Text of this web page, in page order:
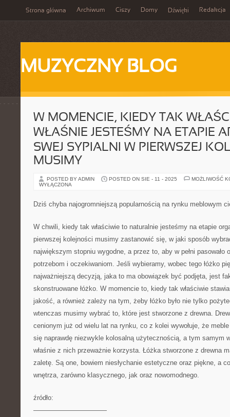
Strona główna Archiwum Ciszy Domy Dźwięki Redakcja
MUZYCZNY BLOG
W MOMENCIE, KIEDY TAK
WŁAŚNIE JESTEŚMY NA ETAPIE
SWEJ SYPIALNI W PIERWSZEJ
MUSIMY
POSTED BY ADMIN POSTED ON SIE - 11 - 2025
MOŻLIWOŚĆ
WYŁĄCZONA
Dziś chyba najogromniejszą popularnością na rynku meblowym
W chwili, kiedy tak właściwie to naturalnie jesteśmy na etapie
pierwszej kolejności musimy zastanowić się, w jaki sposób
największym stopniu wygodne, a przez to, aby w pełni pasowało
potrzebom i oczekiwaniom. Jeśli wybieramy, wobec tego łóżko
najważniejszą decyzją, jaka to ma obowiązek być podjęta, jest
skonstruowane łóżko. W momencie to, kiedy tak właściwie
jakość, a również zależy na tym, żeby łóżko było nie tylko
wtenczas musimy wybrać to, które jest stworzone z drewna.
cenionym już od wielu lat na rynku, co z kolei wywołuje, że
się naprawdę niezwykle kolosalną użytecznością, a tym samym
właśnie z nich przeważnie korzysta. Łóżka stworzone z drewna
zaletę. Są one, bowiem niesłychanie estetyczne oraz piękne, a
wnętrza, zarówno klasycznego, jak oraz nowomodnego.
źródło:
———————————